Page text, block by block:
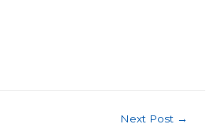
Next Post →